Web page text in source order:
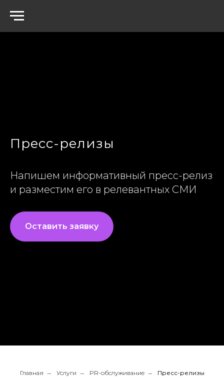
Пресс-релизы
Напишем информативный пресс-релиз
и разместим его в релевантных СМИ
Оставить заявку
Главная → Услуги → PR-обслуживание → Пресс-релизы